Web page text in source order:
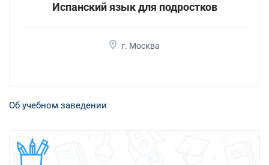
Испанский язык для подростков
г. Москва
Об учебном заведении